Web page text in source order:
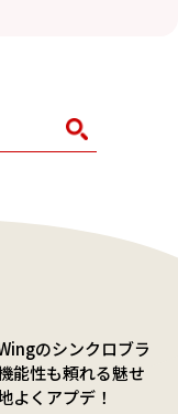
のシンクロブラ
能性も頼れる魅せ
よくアプデ！